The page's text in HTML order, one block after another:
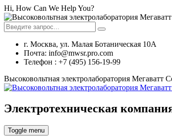
Hi, How Can We Help You?
г. Москва, ул. Малая Ботаническая 10А
Почта: info@mwsr.pro.com
Телефон : +7 (495) 156-19-99
Высоковольтная электролаборатория Мегаватт
Электротехническая
Toggle menu